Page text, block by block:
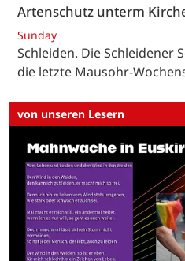
Artenschutz unterm
Sunday
Schleiden. Die Schleidener
die letzte Mausohr-
von unseren Lesern